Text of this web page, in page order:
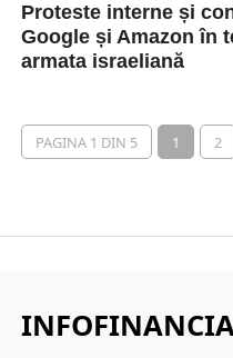
Proteste interne și
Google și Amazon în
armata israeliană
tehnologii...
PAGINA 1 DIN 5 1 2